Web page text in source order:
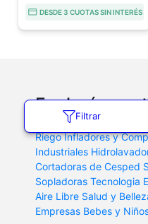
Filtrar
DESDE 3 CUOTAS SIN INTERÉS
Explorá
Bombas Accesorios de
Riego Infladores y
Industriales
Cortadoras de Cesped
Sopladoras Tecnologia
Aire Libre Salud y
Empresas Bebes y